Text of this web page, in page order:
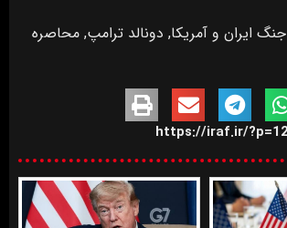
جنگ ایران و آمریکا, دونالد ترامپ, محاصره